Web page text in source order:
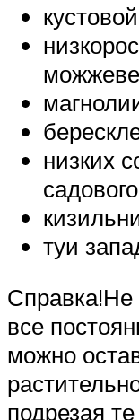
низких
туи
Справка!Не
все
можно
подрезая